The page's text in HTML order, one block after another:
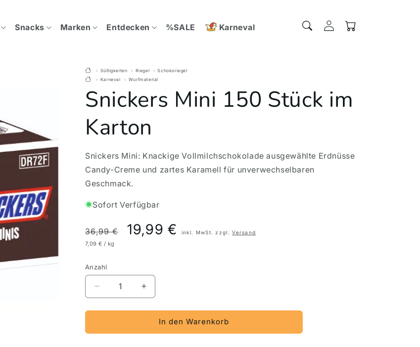
Snacks Marken Entdecken %SALE Karneval EinloggenWarenkorb
Süßigkeiten Riegel
Schokoriegel
Karneval
Wurfmaterial
Snickers Mini 150 Stück im
Karton
Snickers Mini: Knackige Vollmilchschokolade ausgewählte Erdnüsse
Candy-Creme und zartes Karamell für unverwechselbaren
Geschmack.
Sofort Verfügbar
Preis
36,99 € Angebotspreis
19,99 € inkl. MwSt. zzgl.Versand
7,09 € / kg
Anzahl
Verringere
die
Menge
Snickers
Erhöhe
die
Menge
Snickers
In den Warenkorb